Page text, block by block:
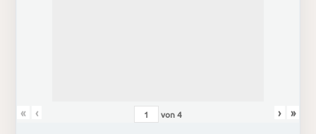
« ‹ von4 › »